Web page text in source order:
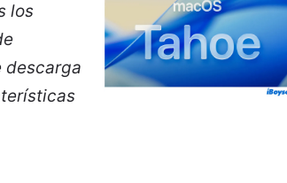
los
descarga